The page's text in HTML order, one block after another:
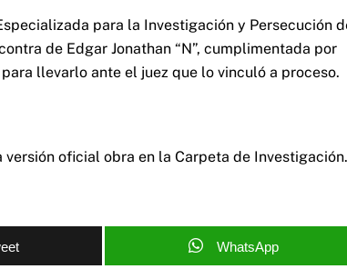
para la Investigación y Persecución
de Edgar Jonathan “N”, cumplimentada por
llevarlo ante el juez que lo vinculó a proceso.
oficial obra en la Carpeta de Investigación.
WhatsApp